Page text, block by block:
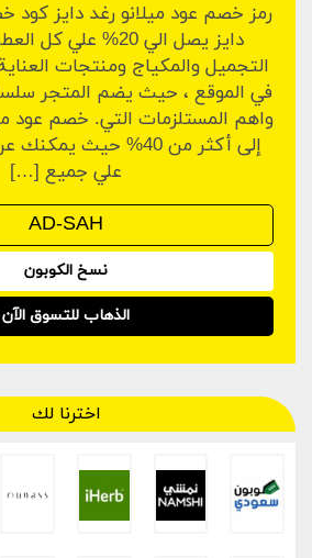
رمز خصم عود ميلانو رغد دايز كود
دايز يصل الي 20%
التجميل والمكياج ومنتجات
في الموقع ، حيث يضم المتجر
واهم المستلزمات التي. خصم عود
إلى أكثر من 40% حيث
علي جميع […]
نسخ الكوبون
الذهاب للتسوق الآن
اخترنا لك